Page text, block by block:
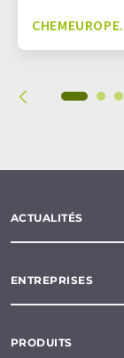
ACTUALITÉS
ENTREPRISES
PRODUITS